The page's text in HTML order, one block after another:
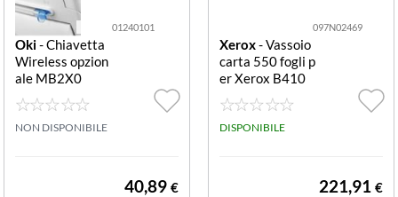
01240101
Oki- Chiavetta
Wireless opzion
ale MB2X0
NON DISPONIBILE
40,89 €
097N02469
Xerox- Vassoio
carta 550 fogli p
er Xerox B410
VersaLink B415
550 Sheet Tray
B415
DISPONIBILE
221,91 €